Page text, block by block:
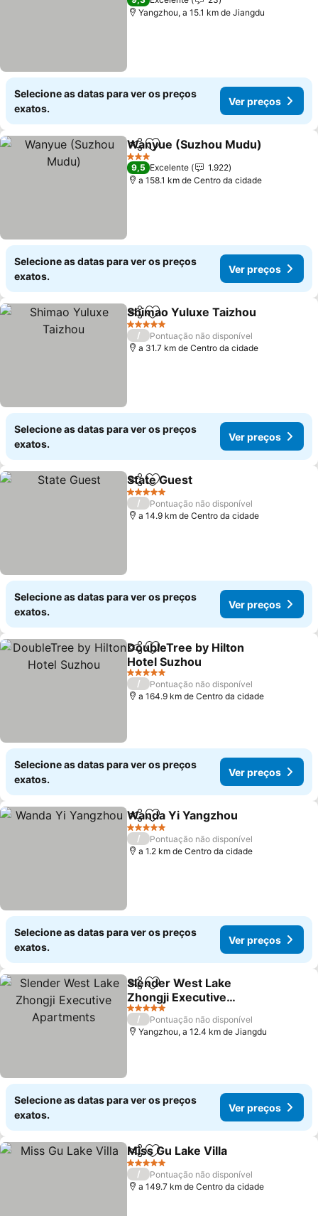
Yangzhou, a 15.1 km de Jiangdu
Selecione as datas para ver os preços
exatos.
Ver preços
PartilharAdicionar aos favoritos
Wanyue (Suzhou Mudu)
3 Estrelas
9,5 Excelente
1.922
a 158.1 km de Centro da cidade
Selecione as datas para ver os preços
exatos.
Ver preços
PartilharAdicionar aos favoritos
Shimao Yuluxe Taizhou
5 Estrelas
/
Pontuação não disponível
a 31.7 km de Centro da cidade
Selecione as datas para ver os preços
exatos.
Ver preços
PartilharAdicionar aos favoritos
State Guest
5 Estrelas
/
Pontuação não disponível
a 14.9 km de Centro da cidade
Selecione as datas para ver os preços
exatos.
Ver preços
PartilharAdicionar aos favoritos
DoubleTree by Hilton
Hotel Suzhou
5 Estrelas
/
Pontuação não disponível
a 164.9 km de Centro da cidade
Selecione as datas para ver os preços
exatos.
Ver preços
PartilharAdicionar aos favoritos
Wanda Yi Yangzhou
5 Estrelas
/
Pontuação não disponível
a 1.2 km de Centro da cidade
Selecione as datas para ver os preços
exatos.
Ver preços
PartilharAdicionar aos favoritos
Slender West Lake
Zhongji Executive
Apartments
5 Estrelas
/
Pontuação não disponível
Yangzhou, a 12.4 km de Jiangdu
Selecione as datas para ver os preços
exatos.
Ver preços
PartilharAdicionar aos favoritos
Miss Gu Lake Villa
5 Estrelas
/
Pontuação não disponível
a 149.7 km de Centro da cidade